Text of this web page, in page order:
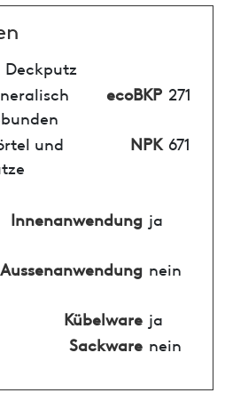
Deckputz
ecoBKP 271
und
NPK 671
Innenanwendung ja
Aussenanwendung nein
Kübelware ja
Sackware nein